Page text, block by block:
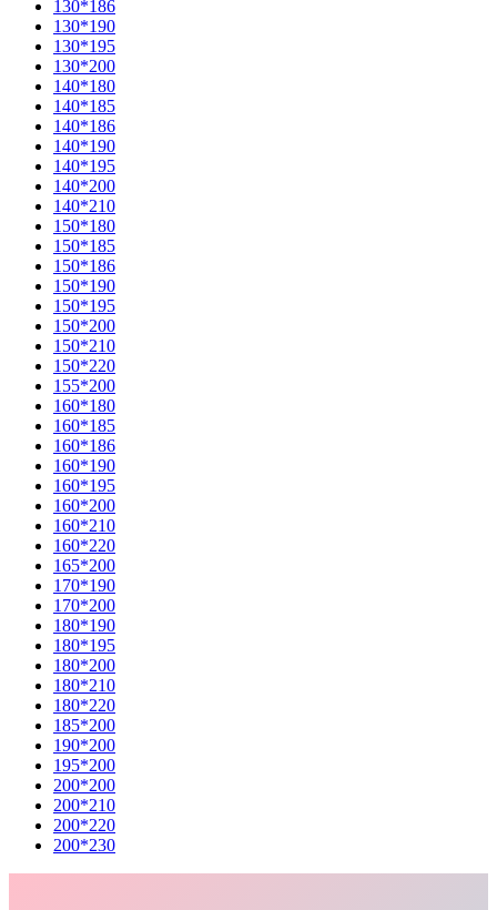
130*186
130*190
130*195
130*200
140*180
140*185
140*186
140*190
140*195
140*200
140*210
150*180
150*185
150*186
150*190
150*195
150*200
150*210
150*220
155*200
160*180
160*185
160*186
160*190
160*195
160*200
160*210
160*220
165*200
170*190
170*200
180*190
180*195
180*200
180*210
180*220
185*200
190*200
195*200
200*200
200*210
200*220
200*230